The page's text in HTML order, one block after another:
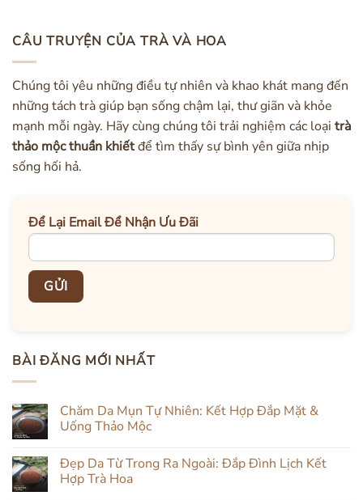
CÂU TRUYỆN CỦA TRÀ VÀ HOA
Chúng tôi yêu những điều tự nhiên và khao khát mang đến
những tách trà giúp bạn sống chậm lại, thư giãn và khỏe
mạnh mỗi ngày. Hãy cùng chúng tôi trải nghiệm các loại trà
thảo mộc thuần khiếtđể tìm thấy sự bình yên giữa nhịp
sống hối hả.
Để Lại Email Để Nhận Ưu Đãi
BÀI ĐĂNG MỚI NHẤT
Chăm Da Mụn Tự Nhiên: Kết Hợp Đắp Mặt &
Uống Thảo Mộc
bình
luận
ở
Đẹp Da Từ Trong Ra Ngoài: Đắp Đình Lịch Kết
Hợp Trà Hoa